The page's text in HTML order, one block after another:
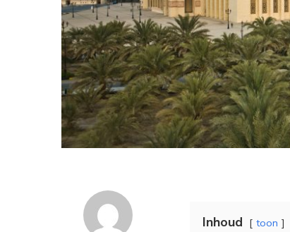
Inhoud toon